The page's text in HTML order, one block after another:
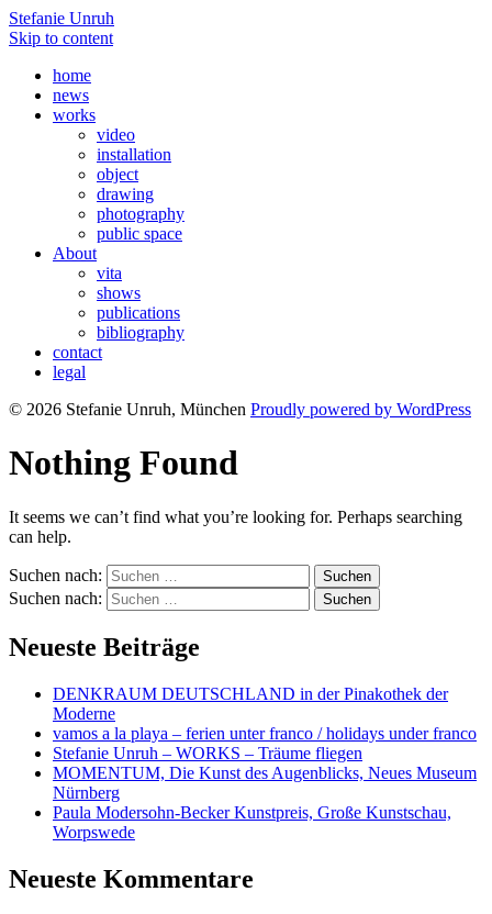
Stefanie Unruh
Skip to content
home
news
works
video
installation
object
drawing
photography
public space
About
vita
shows
publications
bibliography
contact
legal
© 2026 Stefanie Unruh, München Proudly powered by WordPress
Nothing Found
It seems we can’t find what you’re looking for. Perhaps searching
can help.
Suchen nach:
Suchen nach:
Neueste Beiträge
DENKRAUM DEUTSCHLAND in der Pinakothek der
Moderne
vamos a la playa – ferien unter franco / holidays under franco
Stefanie Unruh – WORKS – Träume fliegen
MOMENTUM, Die Kunst des Augenblicks, Neues Museum
Nürnberg
Paula Modersohn-Becker Kunstpreis, Große Kunstschau,
Worpswede
Neueste Kommentare